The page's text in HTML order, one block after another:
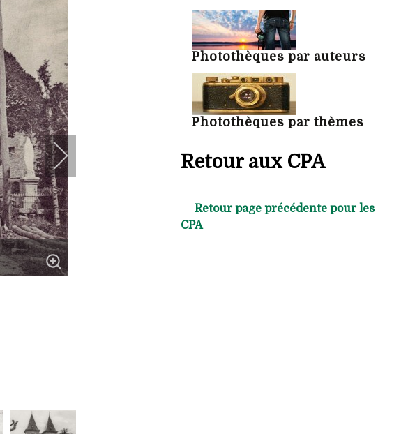
Photothèques par auteurs
Photothèques par thèmes
Retour aux CPA
Retour page précédente pour les
CPA